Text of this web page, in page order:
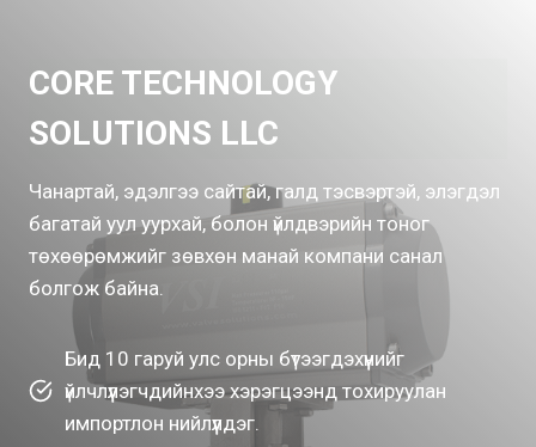
CORE TECHNOLOGY
SOLUTIONS LLC
Чанартай, эдэлгээ сайтай, галд тэсвэртэй, элэгдэл
багатай уул уурхай, болон үйлдвэрийн тоног
төхөөрөмжийг зөвхөн манай компани санал
болгож байна.
Бид 10 гаруй улс орны бүтээгдэхүүнийг
үйлчлүүлэгчдийнхээ хэрэгцээнд тохируулан
импортлон нийлүүлдэг.